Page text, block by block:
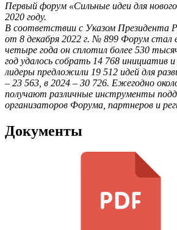
Первый форум «Сильные идеи для
2020 году.
В соответствии с Указом Президента
от 8 декабря 2022 г. № 899 Форум стал
четыре года он сплотил более 530
год удалось собрать 14 768 инициатив
лидеры предложили 19 512 идей для
– 23 563, в 2024 – 30 726. Ежегодно
получают различные инструменты
организаторов Форума, партнеров и
Документы